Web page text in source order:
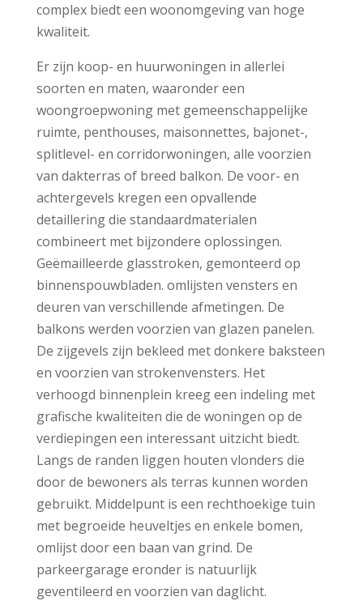
complex biedt een woonomgeving van hoge
kwaliteit.
Er zijn koop- en huurwoningen in allerlei
soorten en maten, waaronder een
woongroepwoning met gemeenschappelijke
ruimte, penthouses, maisonnettes, bajonet-,
splitlevel- en corridorwoningen, alle voorzien
van dakterras of breed balkon. De voor- en
achtergevels kregen een opvallende
detaillering die standaardmaterialen
combineert met bijzondere oplossingen.
Geëmailleerde glasstroken, gemonteerd op
binnenspouwbladen. omlijsten vensters en
deuren van verschillende afmetingen. De
balkons werden voorzien van glazen panelen.
De zijgevels zijn bekleed met donkere baksteen
en voorzien van strokenvensters. Het
verhoogd binnenplein kreeg een indeling met
grafische kwaliteiten die de woningen op de
verdiepingen een interessant uitzicht biedt.
Langs de randen liggen houten vlonders die
door de bewoners als terras kunnen worden
gebruikt. Middelpunt is een rechthoekige tuin
met begroeide heuveltjes en enkele bomen,
omlijst door een baan van grind. De
parkeergarage eronder is natuurlijk
geventileerd en voorzien van daglicht.